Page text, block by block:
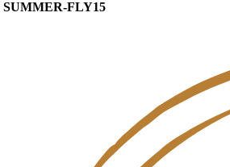
SUMMER-FLY15